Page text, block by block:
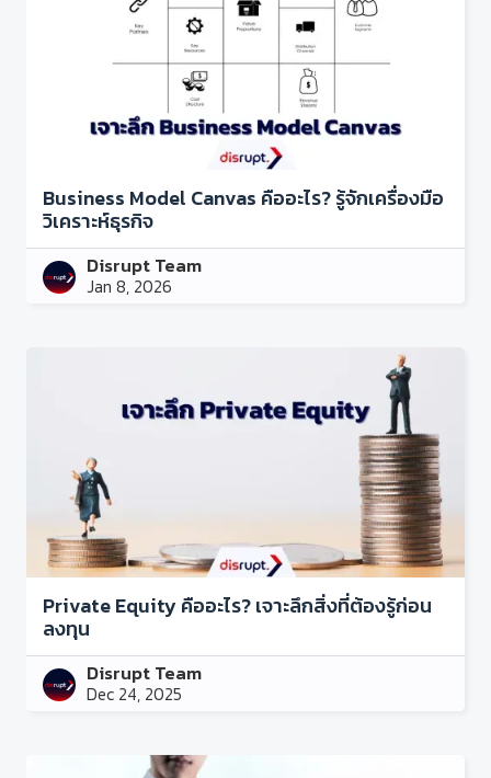
Business Model Canvas คืออะไร? รู้จักเครื่องมือ
วิเคราะห์ธุรกิจ
Disrupt Team
Jan 8, 2026
Private Equity คืออะไร? เจาะลึกสิ่งที่ต้องรู้ก่อน
ลงทุน
Disrupt Team
Dec 24, 2025